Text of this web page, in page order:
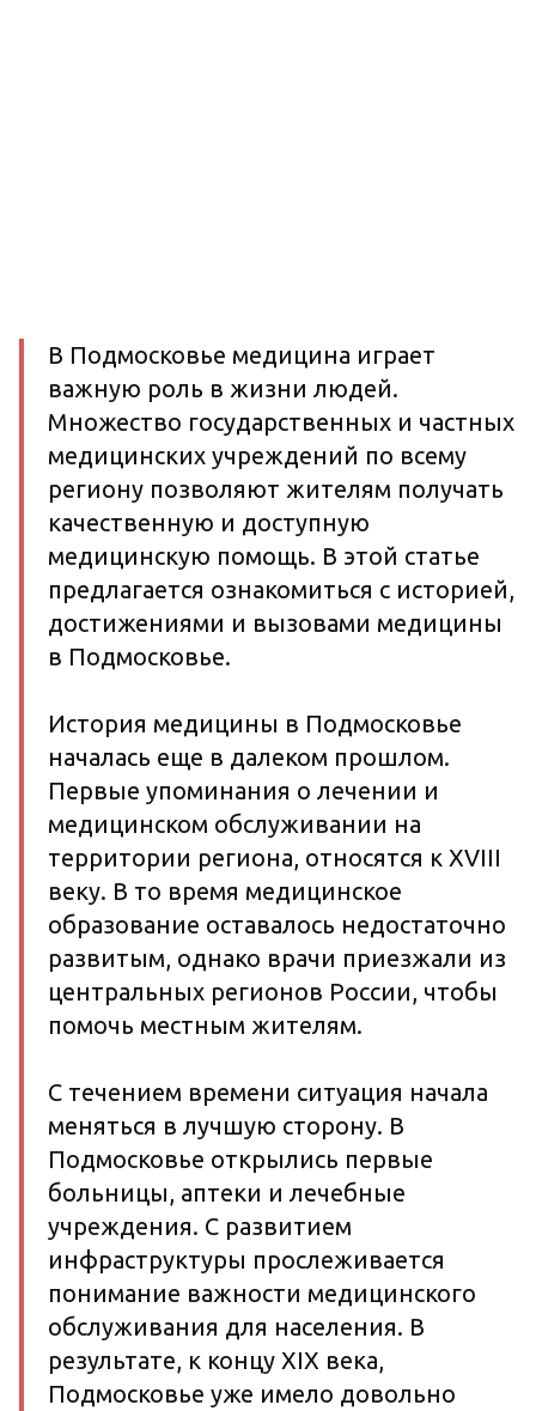
В Подмосковье медицина играет
важную роль в жизни людей.
Множество государственных и частных
медицинских учреждений по всему
региону позволяют жителям получать
качественную и доступную
медицинскую помощь. В этой статье
предлагается ознакомиться с историей,
достижениями и вызовами медицины
в Подмосковье.
История медицины в Подмосковье
началась еще в далеком прошлом.
Первые упоминания о лечении и
медицинском обслуживании на
территории региона, относятся к XVIII
веку. В то время медицинское
образование оставалось недостаточно
развитым, однако врачи приезжали из
центральных регионов России, чтобы
помочь местным жителям.
С течением времени ситуация начала
меняться в лучшую сторону. В
Подмосковье открылись первые
больницы, аптеки и лечебные
учреждения. С развитием
инфраструктуры прослеживается
понимание важности медицинского
обслуживания для населения. В
результате, к концу XIX века,
Подмосковье уже имело довольно